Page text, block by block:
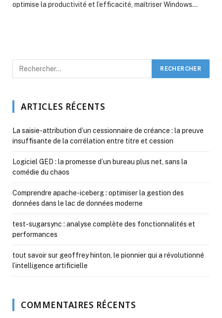
optimise la productivité et l’efficacité, maîtriser Windows…
ARTICLES RÉCENTS
La saisie-attribution d’un cessionnaire de créance : la preuve
insuffisante de la corrélation entre titre et cession
Logiciel GED : la promesse d’un bureau plus net, sans la
comédie du chaos
Comprendre apache-iceberg : optimiser la gestion des
données dans le lac de données moderne
test-sugarsync : analyse complète des fonctionnalités et
performances
tout savoir sur geoffrey hinton, le pionnier qui a révolutionné
l’intelligence artificielle
COMMENTAIRES RÉCENTS